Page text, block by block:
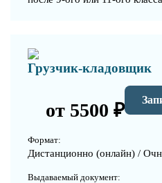
Грузчик-кладовщик
от 5500 ₽
Формат:
Дистанционно (онлайн) /
Выдаваемый документ: